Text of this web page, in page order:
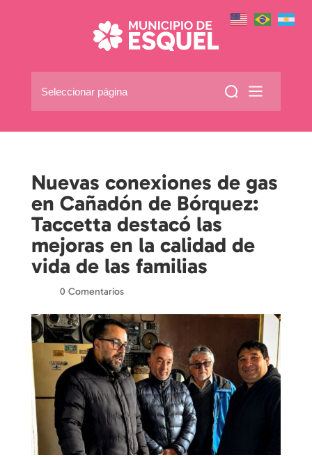
Seleccionar página
Nuevas conexiones de gas
en Cañadón de Bórquez:
Taccetta destacó las
mejoras en la calidad de
vida de las familias
0 Comentarios